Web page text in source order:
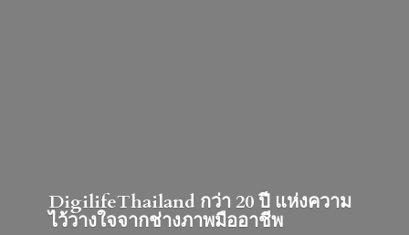
DigilifeThailand กว่า 20 ปี แห่งความ
ไว้วางใจจากช่างภาพมืออาชีพ